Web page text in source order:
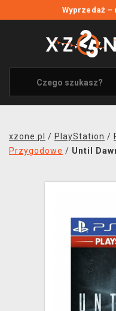
Wyprzedaż –
WYPRZEDAŻ
WSZYSTKIE MARKI
XZONE ORIGINALS
UBRANIA I
SOUNDTRACKI
xzone.pl / PlayStation /
Przygodowe / Until